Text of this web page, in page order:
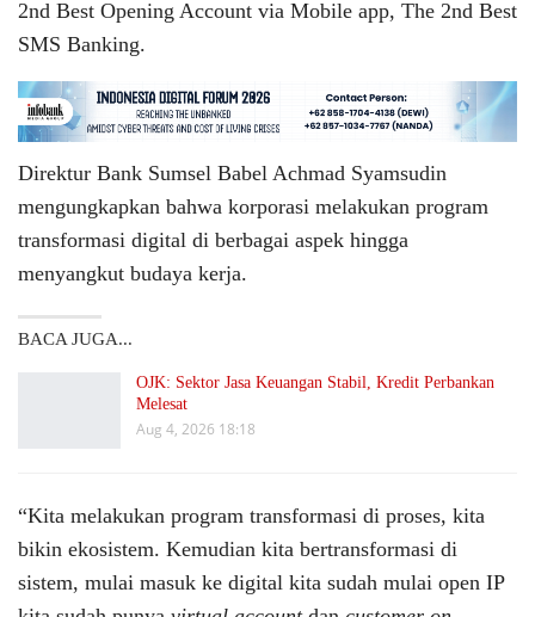
2nd Best Opening Account via Mobile app, The 2nd Best
SMS Banking.
Direktur Bank Sumsel Babel Achmad Syamsudin
mengungkapkan bahwa korporasi melakukan program
transformasi digital di berbagai aspek hingga
menyangkut budaya kerja.
BACA JUGA...
OJK: Sektor Jasa Keuangan Stabil, Kredit Perbankan
Melesat
Aug 4, 2026 18:18
“Kita melakukan program transformasi di proses, kita
bikin ekosistem. Kemudian kita bertransformasi di
sistem, mulai masuk ke digital kita sudah mulai open IP